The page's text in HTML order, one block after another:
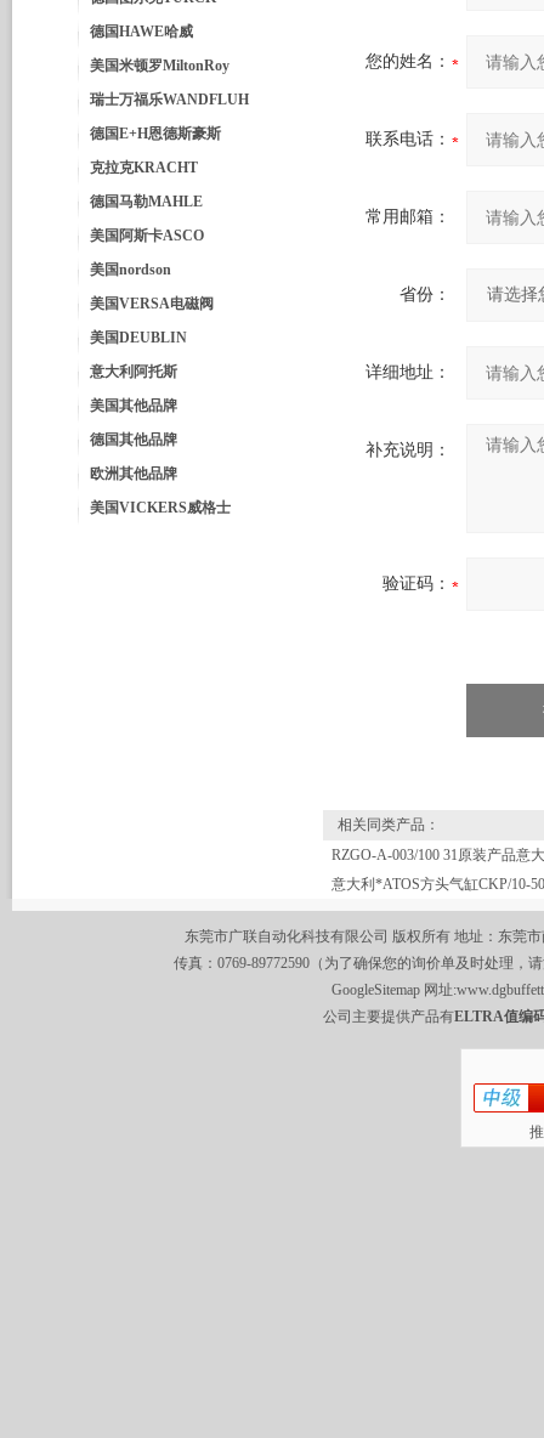
德国HAWE哈威
美国米顿罗MiltonRoy
瑞士万福乐WANDFLUH
德国E+H恩德斯豪斯
克拉克KRACHT
德国马勒MAHLE
美国阿斯卡ASCO
美国nordson
美国VERSA电磁阀
美国DEUBLIN
意大利阿托斯
美国其他品牌
德国其他品牌
欧洲其他品牌
美国VICKERS威格士
您的姓名：
联系电话：
常用邮箱：
省份：
详细地址：
补充说明：
验证码：
相关同类产品：
意大利*ATOS方头气缸CKP/10-
东莞市广联自动化科技有限公司 版权所有 地址：东莞
传真：0769-89772590（为了确保您的询价单及时处理，
GoogleSitemap 网址:
公司主要提供产品有ELTRA值编